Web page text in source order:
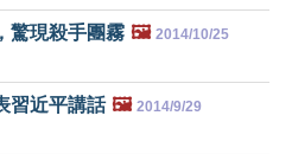
驚現殺手團霧 🖼️ 2014/10/25
習近平講話 🖼️ 2014/9/29